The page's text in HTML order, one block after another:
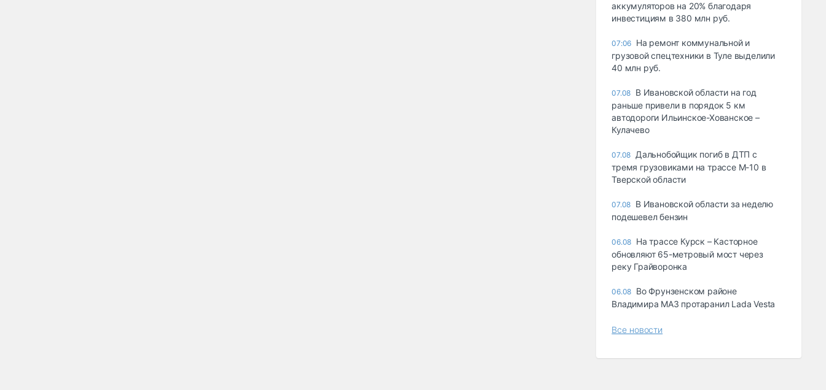
аккумуляторов на 20% благодаря
инвестициям в 380 млн руб.
07:06 На ремонт коммунальной и
грузовой спецтехники в Туле выделили
40 млн руб.
07.08 В Ивановской области на год
раньше привели в порядок 5 км
автодороги Ильинское-Хованское –
Кулачево
07.08 Дальнобойщик погиб в ДТП с
тремя грузовиками на трассе М-10 в
Тверской области
07.08 В Ивановской области за неделю
подешевел бензин
06.08 На трассе Курск – Касторное
обновляют 65-метровый мост через
реку Грайворонка
06.08 Во Фрунзенском районе
Владимира МАЗ протаранил Lada Vesta
Все новости